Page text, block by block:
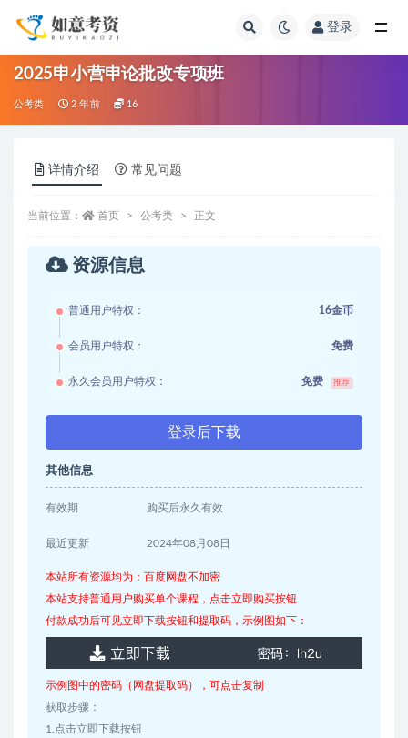
登录
2025申小营申论批改专项班
公考类 2 年前 16
详情介绍 常见问题
当前位置： 首页 公考类 正文
资源信息
普通用户特权： 16金币
会员用户特权： 免费
永久会员用户特权： 免费 推荐
登录后下载
其他信息
有效期 购买后永久有效
最近更新 2024年08月08日
本站所有资源均为：百度网盘不加密
本站支持普通用户购买单个课程，点击立即购买按钮
付款成功后可见立即下载按钮和提取码，示例图如下：
示例图中的密码（网盘提取码），可点击复制
获取步骤：
1.点击立即下载按钮